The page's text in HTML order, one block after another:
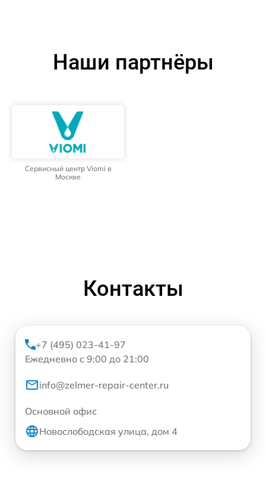
Наши партнёры
Сервисный центр Viomi в
Москве
Контакты
+7 (495) 023-41-97
Ежедневно с 9:00 до 21:00
info@zelmer-repair-center.ru
Основной офис
Новослободская улица, дом 4